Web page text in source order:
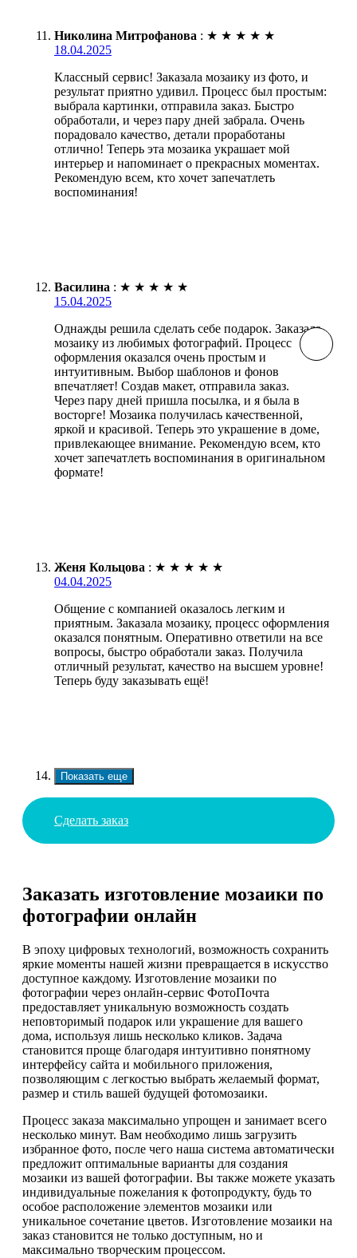
Николина Митрофанова : ★ ★ ★ ★ ★
18.04.2025
Классный сервис! Заказала мозаику из фото, и
результат приятно удивил. Процесс был простым:
выбрала картинки, отправила заказ. Быстро
обработали, и через пару дней забрала. Очень
порадовало качество, детали проработаны
отлично! Теперь эта мозаика украшает мой
интерьер и напоминает о прекрасных моментах.
Рекомендую всем, кто хочет запечатлеть
воспоминания!
Василина : ★ ★ ★ ★ ★
15.04.2025
Однажды решила сделать себе подарок. Заказала
мозаику из любимых фотографий. Процесс
оформления оказался очень простым и
интуитивным. Выбор шаблонов и фонов
впечатляет! Создав макет, отправила заказ.
Через пару дней пришла посылка, и я была в
восторге! Мозаика получилась качественной,
яркой и красивой. Теперь это украшение в доме,
привлекающее внимание. Рекомендую всем, кто
хочет запечатлеть воспоминания в оригинальном
формате!
Женя Кольцова : ★ ★ ★ ★ ★
04.04.2025
Общение с компанией оказалось легким и
приятным. Заказала мозаику, процесс оформления
оказался понятным. Оперативно ответили на все
вопросы, быстро обработали заказ. Получила
отличный результат, качество на высшем уровне!
Теперь буду заказывать ещё!
Показать еще
Сделать заказ
Заказать изготовление мозаики по
фотографии онлайн
В эпоху цифровых технологий, возможность сохранить
яркие моменты нашей жизни превращается в искусство
доступное каждому. Изготовление мозаики по
фотографии через онлайн-сервис ФотоПочта
предоставляет уникальную возможность создать
неповторимый подарок или украшение для вашего
дома, используя лишь несколько кликов. Задача
становится проще благодаря интуитивно понятному
интерфейсу сайта и мобильного приложения,
позволяющим с легкостью выбрать желаемый формат,
размер и стиль вашей будущей фотомозаики.
Процесс заказа максимально упрощен и занимает всего
несколько минут. Вам необходимо лишь загрузить
избранное фото, после чего наша система автоматически
предложит оптимальные варианты для создания
мозаики из вашей фотографии. Вы также можете указать
индивидуальные пожелания к фотопродукту, будь то
особое расположение элементов мозаики или
уникальное сочетание цветов. Изготовление мозаики на
заказ становится не только доступным, но и
максимально творческим процессом.